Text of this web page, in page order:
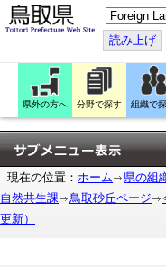
こ
の
ペ
ー
ジ
翻
訳
す
る
読み上げ
県外の方へ 分野で探す 組織で
現在の位置： ホーム 県の組
自然共生課
鳥取砂丘ページ
更新）